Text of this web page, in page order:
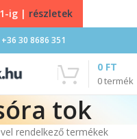
+36 30 8686 351
0termék
0 FT
tok
rendelkező termékek
ig | részletek